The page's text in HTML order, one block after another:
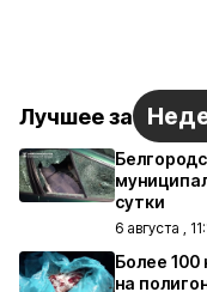
Лучшее за
сутки
6 августа ,
Более
на